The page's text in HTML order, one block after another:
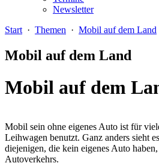
Newsletter
Start · Themen · Mobil auf dem Land
Mobil auf dem Land
Mobil auf dem
Mobil sein ohne eigenes Auto ist für
Leihwagen benutzt. Ganz anders sieht
diejenigen, die kein eigenes Auto
Autoverkehrs.